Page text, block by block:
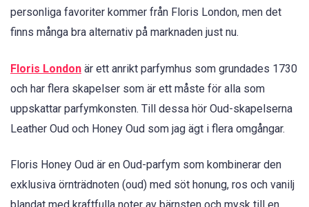
personliga favoriter kommer från Floris London, men det
finns många bra alternativ på marknaden just nu.
Floris London är ett anrikt parfymhus som grundades 1730
och har flera skapelser som är ett måste för alla som
uppskattar parfymkonsten. Till dessa hör Oud-skapelserna
Leather Oud och Honey Oud som jag ägt i flera omgångar.
Floris Honey Oud är en Oud-parfym som kombinerar den
exklusiva örnträdnoten (oud) med söt honung, ros och vanilj
blandat med kraftfulla noter av bärnsten och mysk till en